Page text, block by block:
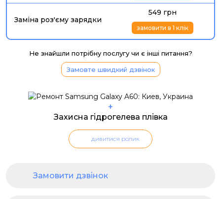
Заміна роз'єму зарядки
549 грн
замовити в 1 клік
Не знайшли потрібну послугу чи є інші питання?
Замовте швидкий дзвінок
+
Захисна гідрогелева плівка
дивитися ролик
Замовити дзвінок